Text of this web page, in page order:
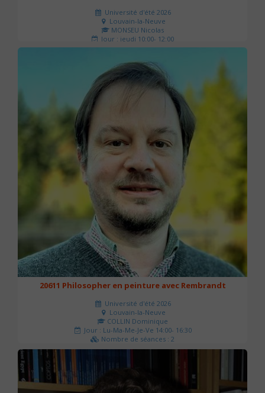
Université d'été 2026
Louvain-la-Neuve
MONSEU Nicolas
Jour : jeudi 10:00- 12:00
Nombre de séances : 1
20611 Philosopher en peinture avec Rembrandt
Université d'été 2026
Louvain-la-Neuve
COLLIN Dominique
Jour : Lu-Ma-Me-Je-Ve 14:00- 16:30
Nombre de séances : 2
51 €